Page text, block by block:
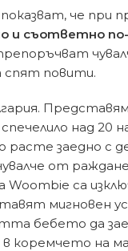
че при
и съответно
спят повити.
над 20
расте заедно с
от
са
мигновен
бебето да
в коремчето на